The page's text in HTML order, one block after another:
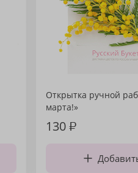
Открытка ручной
марта!»
130₽